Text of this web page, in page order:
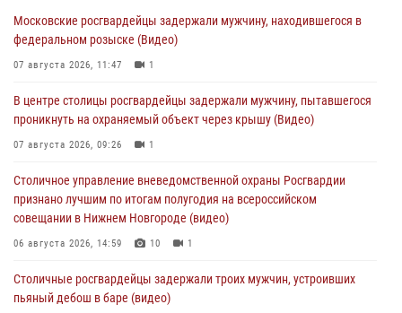
Московские росгвардейцы задержали мужчину, находившегося в
федеральном розыске (Видео)
07 августа 2026, 11:47 1
В центре столицы росгвардейцы задержали мужчину, пытавшегося
проникнуть на охраняемый объект через крышу (Видео)
07 августа 2026, 09:26 1
Столичное управление вневедомственной охраны Росгвардии
признано лучшим по итогам полугодия на всероссийском
совещании в Нижнем Новгороде (видео)
06 августа 2026, 14:59 10 1
Столичные росгвардейцы задержали троих мужчин, устроивших
пьяный дебош в баре (видео)